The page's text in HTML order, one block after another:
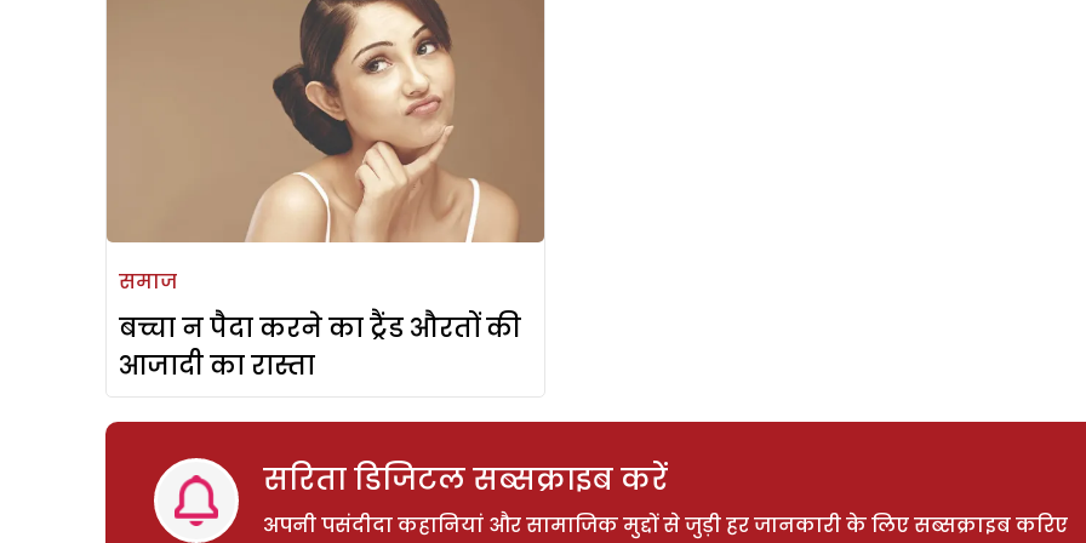
समाज
बच्चा न पैदा करने का ट्रैंड औरतों की
आजादी का रास्ता
सरिता डिजिटल सब्सक्राइब करें
अपनी पसंदीदा कहानियां और सामाजिक मुद्दों से जुड़ी हर जानकारी के लिए सब्सक्राइब करिए